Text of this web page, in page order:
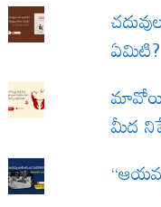
ఏమిటి?
మీద